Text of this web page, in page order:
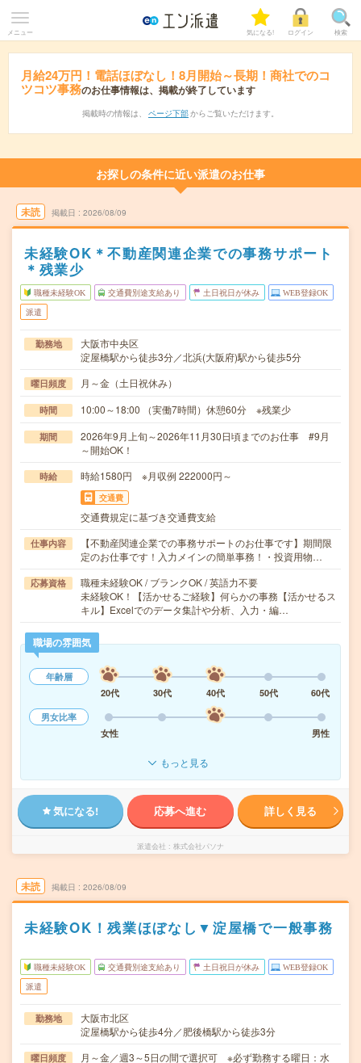
メニュー 気になる! ログイン 検索
月給24万円！電話ほぼなし！8月開始～長期！商社でのコ
ツコツ事務のお仕事情報は、掲載が終了しています
掲載時の情報は、 ページ下部 からご覧いただけます。
お探しの条件に近い派遣のお仕事
未読 掲載日 2026/08/09
未経験OK＊不動産関連企業での事務サポート
＊残業少
職種未経験OK 交通費別途支給あり 土日祝日が休み WEB登録OK
派遣
勤務地
大阪市中央区
淀屋橋駅から徒歩3分／北浜(大阪府)駅から徒歩5分
曜日頻度 月～金（土日祝休み）
時間 10:00～18:00 （実働7時間）休憩60分 ※残業少
期間
2026年9月上旬～2026年11月30日頃までのお仕事 #9月
～開始OK！
時給 時給1580円 ※月収例 222000円～
交通費
交通費規定に基づき交通費支給
仕事内容
【不動産関連企業での事務サポートのお仕事です】期間限
定のお仕事です！入力メインの簡単事務！・投資用物…
応募資格
職種未経験OK / ブランクOK / 英語力不要
未経験OK！【活かせるご経験】何らかの事務【活かせるス
キル】Excelでのデータ集計や分析、入力・編…
職場の雰囲気
年齢層
20代
30代 40代 50代
60代
男女比率
女性
男性
もっと見る
気になる! 応募へ進む 詳しく見る
派遣会社 株式会社パソナ
未読 掲載日 2026/08/09
未経験OK！残業ほぼなし▼淀屋橋で一般事務
職種未経験OK 交通費別途支給あり 土日祝日が休み WEB登録OK
派遣
勤務地
大阪市北区
淀屋橋駅から徒歩4分／肥後橋駅から徒歩3分
曜日頻度 月～金／週3～5日の間で選択可 ※必ず勤務する曜日：水